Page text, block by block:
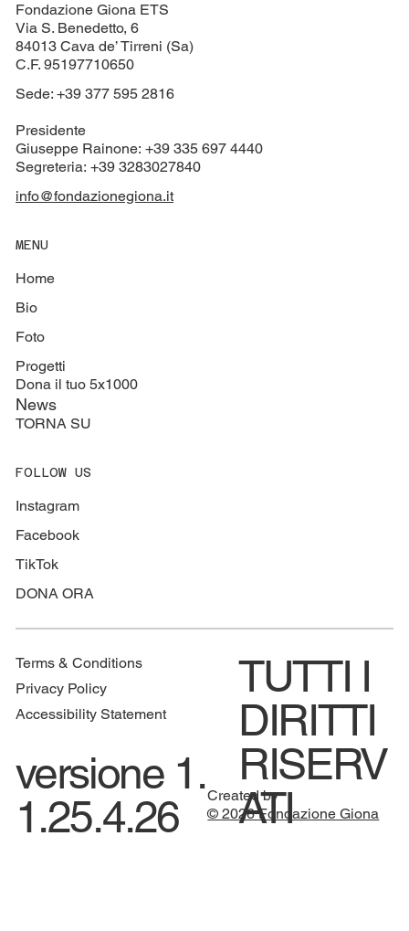
Fondazione Giona ETS
Via S. Benedetto, 6
84013 Cava de’ Tirreni (Sa)
C.F. 95197710650
Sede: +39 377 595 2816
Presidente
Giuseppe Rainone: +39 335 697 4440
Segreteria: +39 3283027840
info@fondazionegiona.it
MENU
Home
Bio
Foto
Progetti
Dona il tuo 5x1000
News
TORNA SU
FOLLOW US
Instagram
Facebook
TikTok
DONA ORA
Terms & Conditions
Privacy Policy
Accessibility Statement
TUTTI I
DIRITTI
RISERV
ATI
versione 1.
1.25.4.26
Created by
© 2026 Fondazione Giona